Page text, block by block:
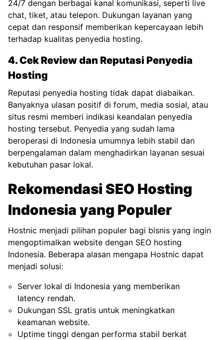
24/7 dengan berbagai kanal komunikasi, seperti live
chat, tiket, atau telepon. Dukungan layanan yang
cepat dan responsif memberikan kepercayaan lebih
terhadap kualitas penyedia hosting.
4. Cek Review dan Reputasi Penyedia
Hosting
Reputasi penyedia hosting tidak dapat diabaikan.
Banyaknya ulasan positif di forum, media sosial, atau
situs resmi memberi indikasi keandalan penyedia
hosting tersebut. Penyedia yang sudah lama
beroperasi di Indonesia umumnya lebih stabil dan
berpengalaman dalam menghadirkan layanan sesuai
kebutuhan pasar lokal.
Rekomendasi SEO Hosting
Indonesia yang Populer
Hostnic menjadi pilihan populer bagi bisnis yang ingin
mengoptimalkan website dengan SEO hosting
Indonesia. Beberapa alasan mengapa Hostnic dapat
menjadi solusi:
Server lokal di Indonesia yang memberikan
latency rendah.
Dukungan SSL gratis untuk meningkatkan
keamanan website.
Uptime tinggi dengan performa stabil berkat